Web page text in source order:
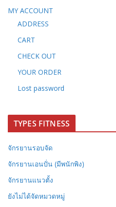
MY ACCOUNT
ADDRESS
CART
CHECK OUT
YOUR ORDER
Lost password
TYPES FITNESS
จักรยานรอบจัด
จักรยานเอนปั่น (มีพนักพิง)
จักรยานแนวตั้ง
ยังไม่ได้จัดหมวดหมู่